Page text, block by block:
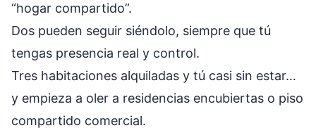
“hogar compartido”.
Dos pueden seguir siéndolo, siempre que tú
tengas presencia real y control.
Tres habitaciones alquiladas y tú casi sin estar…
y empieza a oler a residencias encubiertas o piso
compartido comercial.